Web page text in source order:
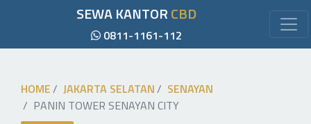
SEWA KANTORCBD
0811-1161-112
HOME JAKARTA SELATAN
SENAYAN
PANIN TOWER SENAYAN CITY